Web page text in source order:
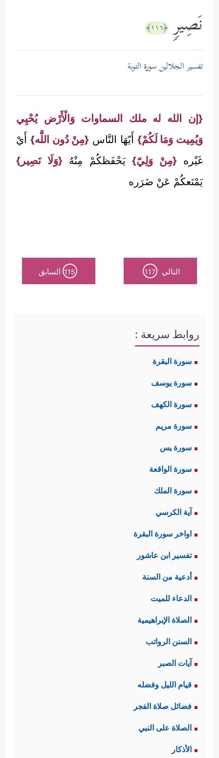
نَصِیرࣲ ﴿١١٦﴾
تفسير الجلالينسورة التوبة
{إن الله له ملك السماوات وَالْأَرْض يُحْيِي
وَيُمِيت وَمَا لَكُمْ} أَيّهَا النَّاس {مِنْ دُون اللَّه} أَيْ
غَيْره {مِنْ وَلِيّ} يَحْفَظكُمْ مِنْهُ {وَلَا نَصِير}
يَمْنَعكُمْ عَنْ ضَرَره
التالي 117
115 السابق
روابط سريعة :
سورة البقرة
سورة يوسف
سورة الكهف
سورة مريم
سورة يس
سورة الواقعة
سورة الملك
آية الكرسي
اواخر سورة البقرة
تفسير ابن عاشور
أدعية من السنة
الدعاء للميت
الصلاة الإبراهيمية
السنن الرواتب
آيات الصبر
قيام الليل وفضله
فضائل صلاة الفجر
الصلاة على النبي
الأذكار